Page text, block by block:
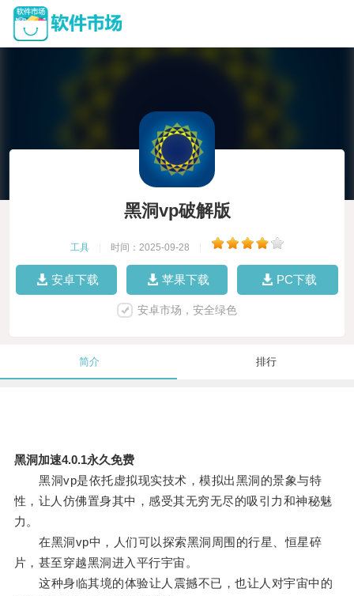
黑洞vp破解版
工具 时间：2025-09-28
安卓下载 苹果下载 PC下载
安卓市场，安全绿色
简介 排行
黑洞加速4.0.1永久免费
黑洞vp是依托虚拟现实技术，模拟出黑洞的景象与特
性，让人仿佛置身其中，感受其无穷无尽的吸引力和神秘魅
力。
在黑洞vp中，人们可以探索黑洞周围的行星、恒星碎
片，甚至穿越黑洞进入平行宇宙。
这种身临其境的体验让人震撼不已，也让人对宇宙中的